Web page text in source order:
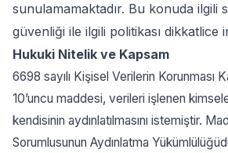
sunulamamaktadır. Bu konuda ilgili
güvenliği ile ilgili politikası dikkatlice
Hukuki Nitelik ve Kapsam
6698 sayılı Kişisel Verilerin Korunması
10’uncu maddesi, verileri işlenen
kendisinin aydınlatılmasını istemiştir.
Sorumlusunun Aydınlatma